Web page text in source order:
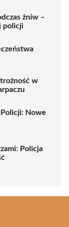
żniw –
policji
w
Nowe
Policja